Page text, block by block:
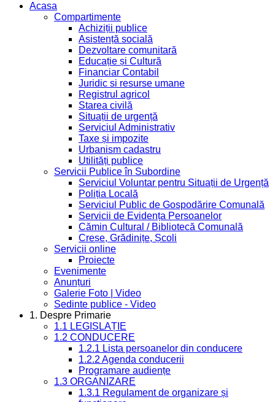
Acasa
Compartimente
Achiziții publice
Asistență socială
Dezvoltare comunitară
Educație și Cultură
Financiar Contabil
Juridic si resurse umane
Registrul agricol
Starea civilă
Situații de urgență
Serviciul Administrativ
Taxe și impozite
Urbanism cadastru
Utilități publice
Servicii Publice în Subordine
Serviciul Voluntar pentru Situații de Urgență
Poliția Locală
Serviciul Public de Gospodărire Comunală
Servicii de Evidența Persoanelor
Cămin Cultural / Bibliotecă Comunală
Creșe, Grădinițe, Școli
Servicii online
Proiecte
Evenimente
Anunțuri
Galerie Foto | Video
Sedinte publice - Video
1. Despre Primarie
1.1 LEGISLAȚIE
1.2 CONDUCERE
1.2.1 Lista persoanelor din conducere
1.2.2 Agenda conducerii
Programare audiențe
1.3 ORGANIZARE
1.3.1 Regulament de organizare și